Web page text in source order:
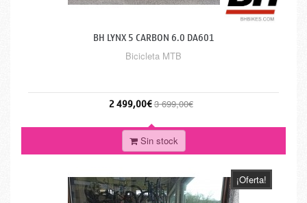
BH LYNX 5 CARBON 6.0 DA601
Bicicleta MTB
2 499,00€3 699,00€
Sin stock
¡Oferta!